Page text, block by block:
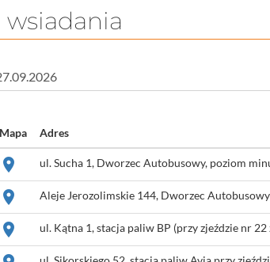
wsiadania
Mapa Adres
place ul. Sucha 1, Dworzec Autobusowy, poziom
place Aleje Jerozolimskie 144, Dworzec
place ul. Kątna 1, stacja paliw BP (przy zjeździe nr